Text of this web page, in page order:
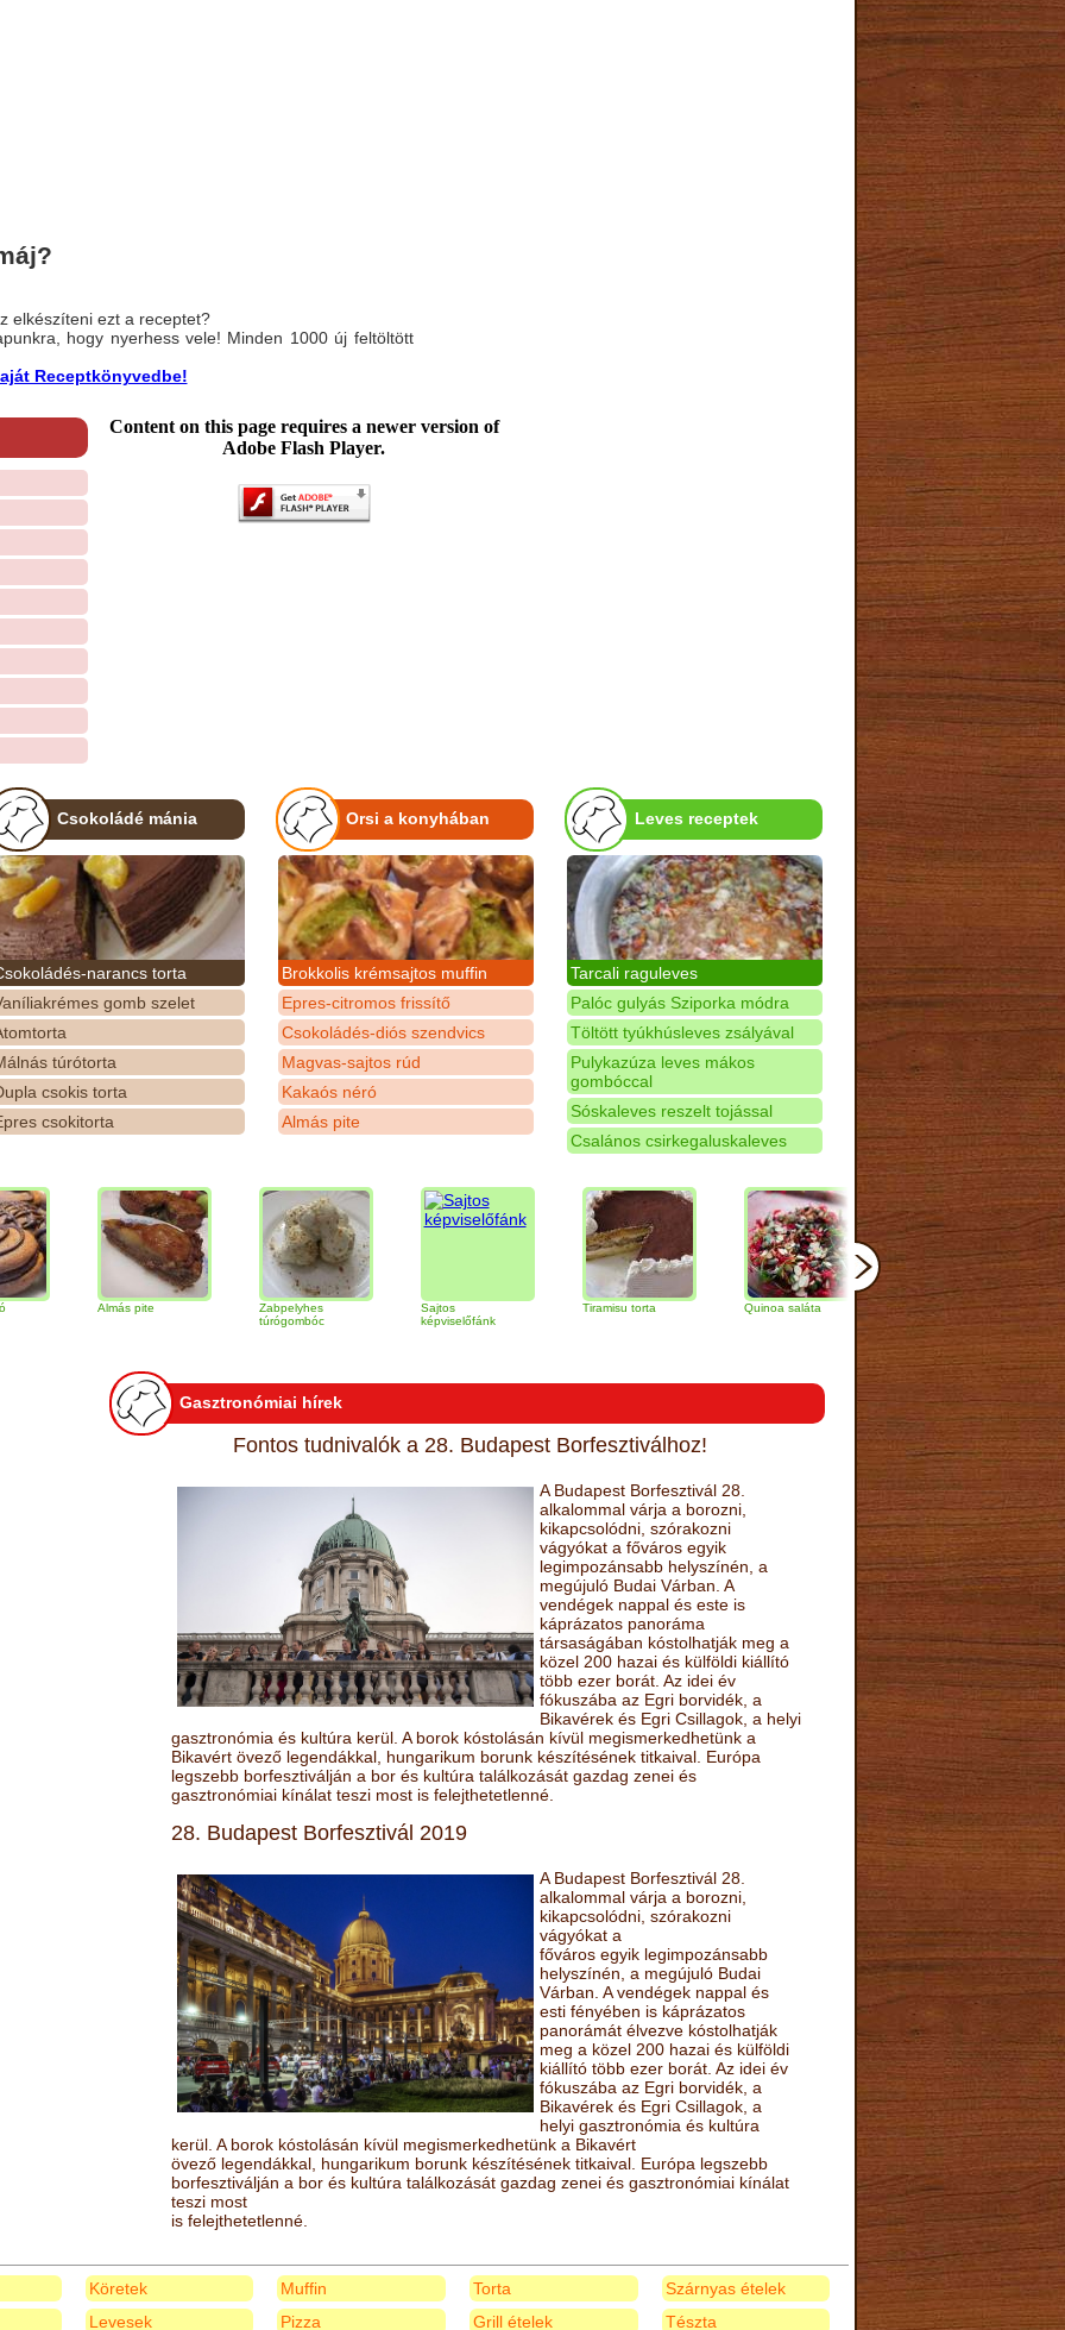
elkészíteni ezt a receptet?
hogy nyerhess vele! Minden 1000 új feltöltött
Receptkönyvedbe!
Content on this page requires a newer version of
Adobe Flash Player.
Csokoládé mánia
narancs torta
gomb szelet
túrótorta
csokis torta
csokitorta
Orsi a konyhában
Brokkolis krémsajtos muffin
Epres-citromos frissítő
Csokoládés-diós szendvics
Magvas-sajtos rúd
Kakaós néró
Almás pite
Leves receptek
Tarcali raguleves
Palóc gulyás Sziporka módra
Töltött tyúkhúsleves zsályával
Pulykazúza leves mákos
gombóccal
Sóskaleves reszelt tojással
Csalános csirkegaluskaleves
Almás pite
Zabpelyhes
túrógombóc
képviselőfánk
Tiramisu torta Quinoa saláta Mandulás kifli
Gasztronómiai hírek
Fontos tudnivalók a 28. Budapest Borfesztiválhoz!
A Budapest Borfesztivál 28.
alkalommal várja a borozni,
kikapcsolódni, szórakozni
vágyókat a főváros egyik
legimpozánsabb helyszínén, a
megújuló Budai Várban. A
vendégek nappal és este is
káprázatos panoráma
társaságában kóstolhatják meg a
közel 200 hazai és külföldi kiállító
több ezer borát. Az idei év
fókuszába az Egri borvidék, a
Bikavérek és Egri Csillagok, a helyi
gasztronómia és kultúra kerül. A borok kóstolásán kívül megismerkedhetünk a
Bikavért övező legendákkal, hungarikum borunk készítésének titkaival. Európa
legszebb borfesztiválján a bor és kultúra találkozását gazdag zenei és
gasztronómiai kínálat teszi most is felejthetetlenné.
28. Budapest Borfesztivál 2019
A Budapest Borfesztivál 28.
alkalommal várja a borozni,
kikapcsolódni, szórakozni
vágyókat a
főváros egyik legimpozánsabb
helyszínén, a megújuló Budai
Várban. A vendégek nappal és
esti fényében is káprázatos
panorámát élvezve kóstolhatják
meg a közel 200 hazai és külföldi
kiállító több ezer borát. Az idei év
fókuszába az Egri borvidék, a
Bikavérek és Egri Csillagok, a
helyi gasztronómia és kultúra
kerül. A borok kóstolásán kívül megismerkedhetünk a Bikavért
övező legendákkal, hungarikum borunk készítésének titkaival. Európa legszebb
borfesztiválján a bor és kultúra találkozását gazdag zenei és gasztronómiai kínálat
teszi most
is felejthetetlenné.
Köretek
Levesek
Muffin
Pizza
Torta
Grill ételek
Szárnyas ételek
Tészta